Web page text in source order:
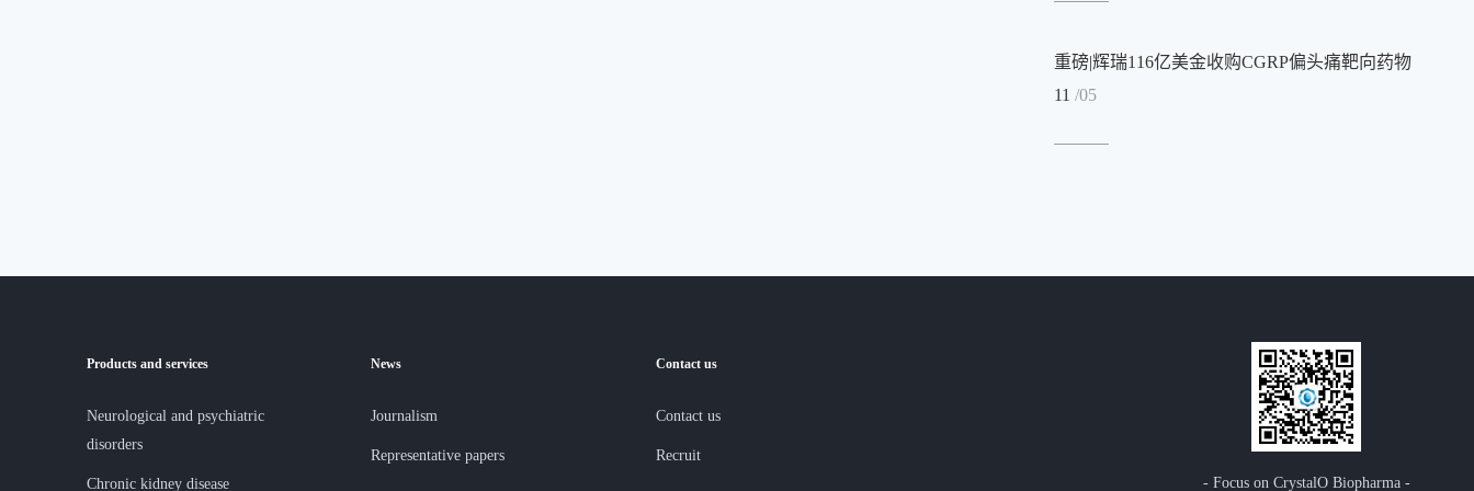
重磅|辉瑞116亿美金收购CGRP偏头痛靶向药物
11/05
Products and services
Neurological and psychiatric
disorders
Chronic kidney disease
News
Journalism
Representative papers
Contact us
Contact us
Recruit
- Focus on CrystalO Biopharma -